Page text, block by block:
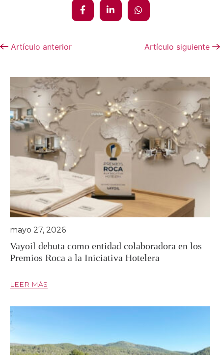
Artículo anterior Artículo siguiente
Vayoil debuta como entidad colaboradora en los
Premios Roca a la Iniciativa Hotelera
mayo 27, 2026
LEER MÁS